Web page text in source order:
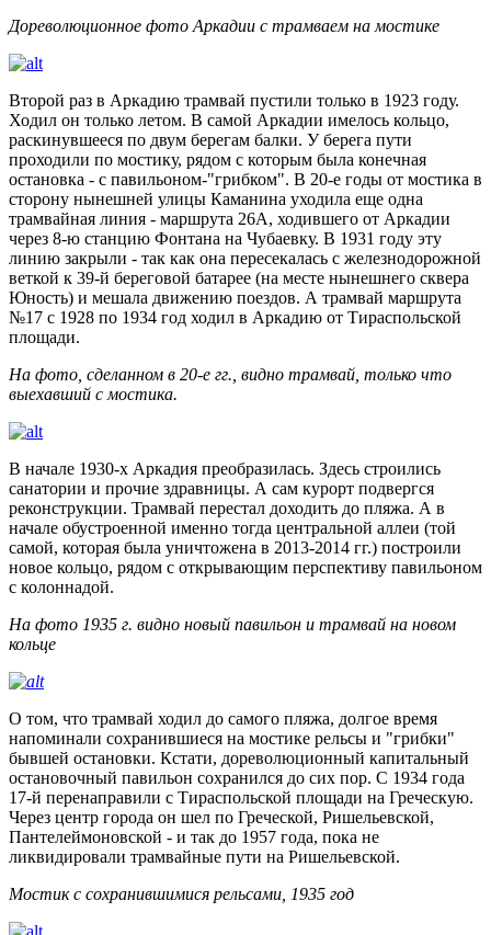
Дореволюционное фото Аркадии с трамваем на мостике
Второй раз в Аркадию трамвай пустили только в 1923 году.
Ходил он только летом. В самой Аркадии имелось кольцо,
раскинувшееся по двум берегам балки. У берега пути
проходили по мостику, рядом с которым была конечная
остановка - с павильоном-"грибком". В 20-е годы от мостика в
сторону нынешней улицы Каманина уходила еще одна
трамвайная линия - маршрута 26А, ходившего от Аркадии
через 8-ю станцию Фонтана на Чубаевку. В 1931 году эту
линию закрыли - так как она пересекалась с железнодорожной
веткой к 39-й береговой батарее (на месте нынешнего сквера
Юность) и мешала движению поездов. А трамвай маршрута
№17 с 1928 по 1934 год ходил в Аркадию от Тираспольской
площади.
На фото, сделанном в 20-е гг., видно трамвай, только что
выехавший с мостика.
В начале 1930-х Аркадия преобразилась. Здесь строились
санатории и прочие здравницы. А сам курорт подвергся
реконструкции. Трамвай перестал доходить до пляжа. А в
начале обустроенной именно тогда центральной аллеи (той
самой, которая была уничтожена в 2013-2014 гг.) построили
новое кольцо, рядом с открывающим перспективу павильоном
с колоннадой.
На фото 1935 г. видно новый павильон и трамвай на новом
кольце
О том, что трамвай ходил до самого пляжа, долгое время
напоминали сохранившиеся на мостике рельсы и "грибки"
бывшей остановки. Кстати, дореволюционный капитальный
остановочный павильон сохранился до сих пор. С 1934 года
17-й перенаправили с Тираспольской площади на Греческую.
Через центр города он шел по Греческой, Ришельевской,
Пантелеймоновской - и так до 1957 года, пока не
ликвидировали трамвайные пути на Ришельевской.
Мостик с сохранившимися рельсами, 1935 год